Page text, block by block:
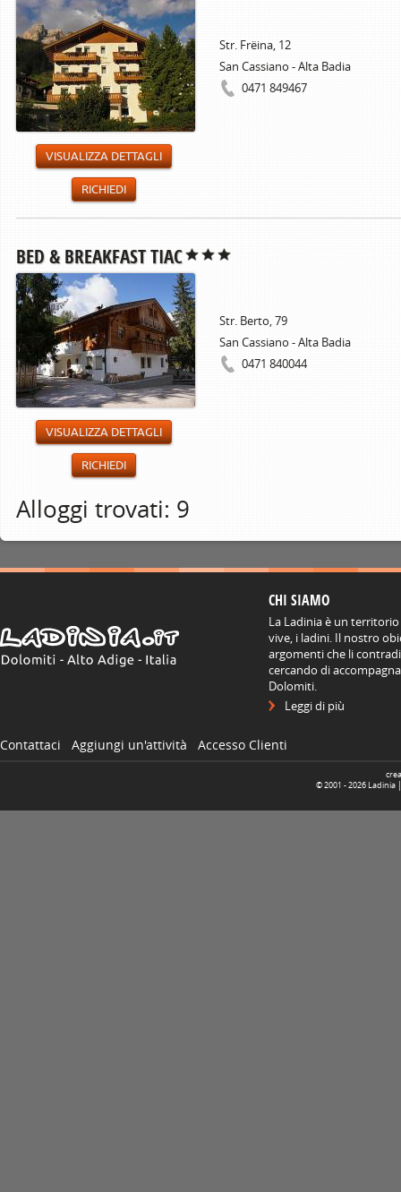
Str. Frëina, 12
San Cassiano - Alta Badia
0471 849467
VISUALIZZA DETTAGLI
RICHIEDI
BED & BREAKFAST TIAC
Str. Berto, 79
San Cassiano - Alta Badia
0471 840044
VISUALIZZA DETTAGLI
RICHIEDI
Alloggi trovati: 9
CHI SIAMO
La Ladinia è un
vive, i ladini. Il nostro
argomenti che li
cercando di
Dolomiti.
Leggi di più
Contattaci Aggiungi un'attività Accesso Clienti
© 2001 -2026 Ladinia